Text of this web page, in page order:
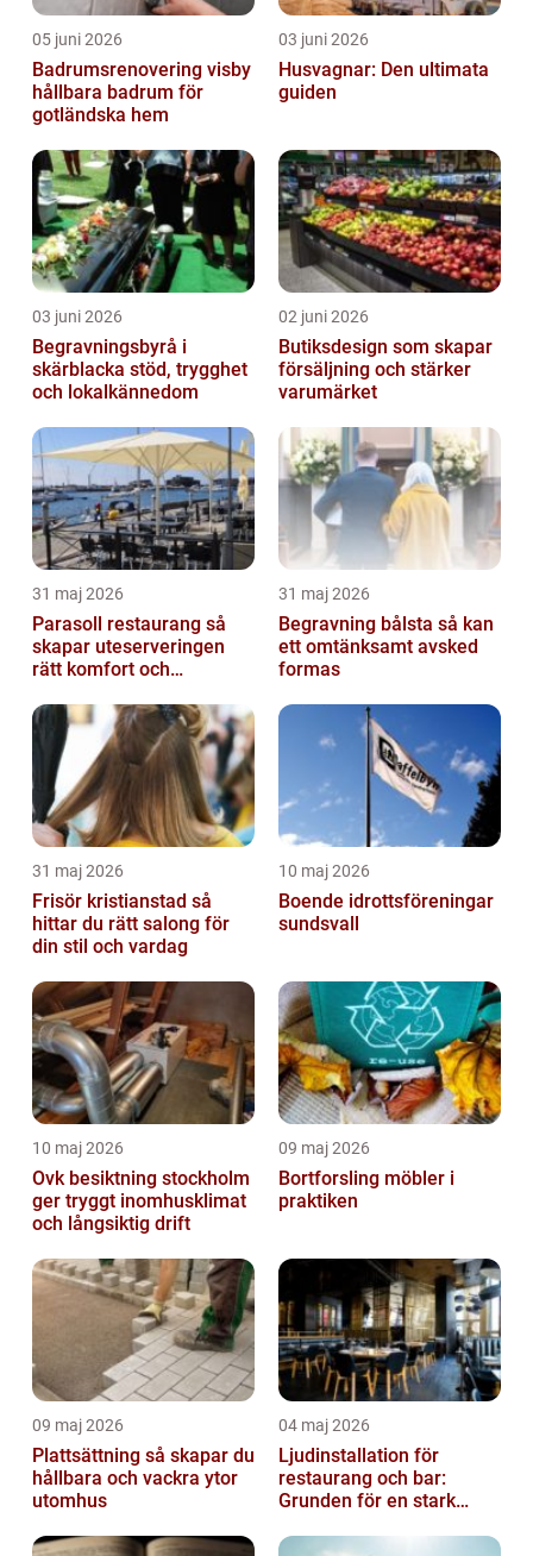
05 juni 2026
Badrumsrenovering visby
hållbara badrum för
gotländska hem
03 juni 2026
Husvagnar: Den ultimata
guiden
03 juni 2026
Begravningsbyrå i
skärblacka stöd, trygghet
och lokalkännedom
02 juni 2026
Butiksdesign som skapar
försäljning och stärker
varumärket
31 maj 2026
Parasoll restaurang så
skapar uteserveringen
rätt komfort och
31 maj 2026
Begravning bålsta så kan
ett omtänksamt avsked
formas
31 maj 2026
Frisör kristianstad så
hittar du rätt salong för
din stil och vardag
10 maj 2026
Boende idrottsföreningar
sundsvall
10 maj 2026
Ovk besiktning stockholm
ger tryggt inomhusklimat
och långsiktig drift
09 maj 2026
Bortforsling möbler i
praktiken
09 maj 2026
Plattsättning så skapar du
hållbara och vackra ytor
utomhus
04 maj 2026
Ljudinstallation för
restaurang och bar:
Grunden för en stark